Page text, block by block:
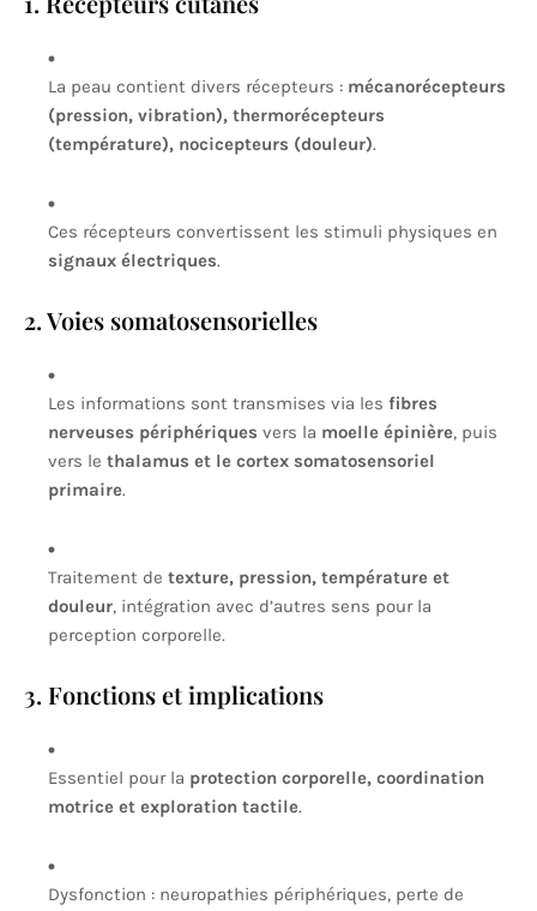
La peau contient divers récepteurs : mécanorécepteurs
(pression, vibration), thermorécepteurs
(température), nocicepteurs (douleur).
Ces récepteurs convertissent les stimuli physiques en
signaux électriques.
2. Voies somatosensorielles
Les informations sont transmises via les fibres
nerveuses périphériques vers la moelle épinière, puis
vers le thalamus et le cortex somatosensoriel
primaire.
Traitement de texture, pression, température et
douleur, intégration avec d’autres sens pour la
perception corporelle.
3. Fonctions et implications
Essentiel pour la protection corporelle, coordination
motrice et exploration tactile.
Dysfonction : neuropathies périphériques, perte de